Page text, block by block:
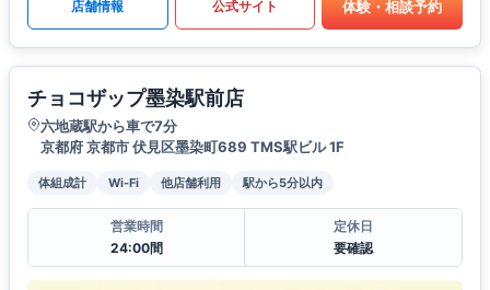
店舗情報 公式サイト 体験・相談予約
チョコザップ墨染駅前店
六地蔵駅から車で7分
京都府 京都市 伏見区墨染町689 TMS駅ビル 1F
体組成計 Wi-Fi 他店舗利用 駅から5分以内
営業時間
24:00間
定休日
要確認